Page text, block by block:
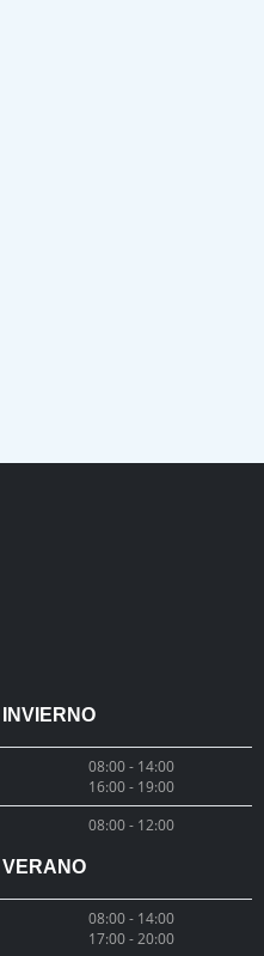
08:00 - 14:00
16:00 - 19:00
08:00 - 12:00
VERANO
08:00 - 14:00
17:00 - 20:00